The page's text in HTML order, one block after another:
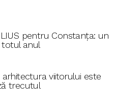
pentru Constanța: un
totul anul
viitorului este
trecutul